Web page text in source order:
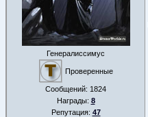
Генералиссимус
Проверенные
Сообщений: 1824
Награды: 8
Репутация: 47